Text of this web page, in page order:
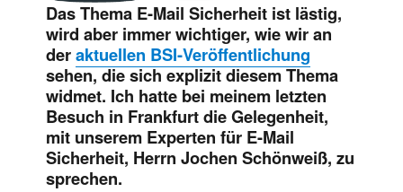
Das Thema E-Mail Sicherheit ist lästig,
wird aber immer wichtiger, wie wir an
deraktuellen BSI-Veröffentlichung
sehen, die sich explizit diesem Thema
widmet. Ich hatte bei meinem letzten
Besuch in Frankfurt die Gelegenheit,
mit unserem Experten für E-Mail
Sicherheit, Herrn Jochen Schönweiß, zu
sprechen.